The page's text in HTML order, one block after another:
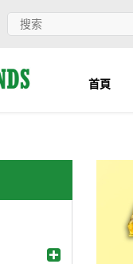
首頁